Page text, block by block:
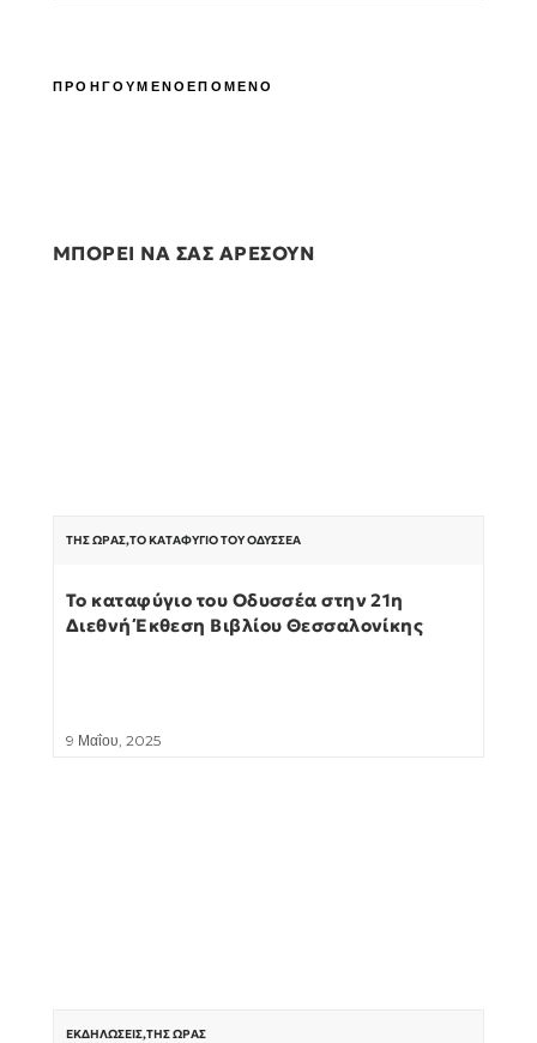
ΠΡΟΗΓΟΥΜΕΝΟΕΠΟΜΕΝΟ
ΜΠΟΡΕΙ ΝΑ ΣΑΣ ΑΡΕΣΟΥΝ
ΤΗΣ ΏΡΑΣ,ΤΟ ΚΑΤΑΦΎΓΙΟ ΤΟΥ ΟΔΥΣΣΈΑ
Το καταφύγιο του Οδυσσέα στην 21η
Διεθνή Έκθεση Βιβλίου Θεσσαλονίκης
9 Μαΐου, 2025
ΕΚΔΗΛΏΣΕΙΣ,ΤΗΣ ΏΡΑΣ